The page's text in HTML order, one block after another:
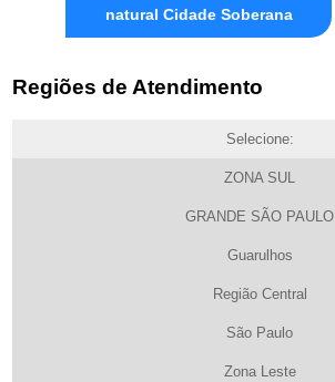
natural Cidade Soberana
Regiões de Atendimento
Selecione:
ZONA SUL
GRANDE SÃO PAULO
Guarulhos
Região Central
São Paulo
Zona Leste